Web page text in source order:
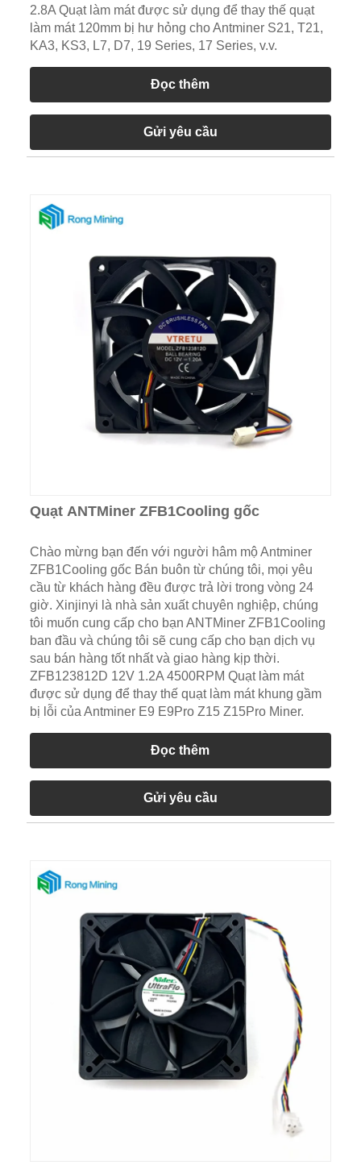
2.8A Quạt làm mát được sử dụng để thay thế quạt
làm mát 120mm bị hư hỏng cho Antminer S21, T21,
KA3, KS3, L7, D7, 19 Series, 17 Series, v.v.
Đọc thêm
Gửi yêu cầu
Quạt ANTMiner ZFB1Cooling gốc
Chào mừng bạn đến với người hâm mộ Antminer
ZFB1Cooling gốc Bán buôn từ chúng tôi, mọi yêu
cầu từ khách hàng đều được trả lời trong vòng 24
giờ. Xinjinyi là nhà sản xuất chuyên nghiệp, chúng
tôi muốn cung cấp cho bạn ANTMiner ZFB1Cooling
ban đầu và chúng tôi sẽ cung cấp cho bạn dịch vụ
sau bán hàng tốt nhất và giao hàng kịp thời.
ZFB123812D 12V 1.2A 4500RPM Quạt làm mát
được sử dụng để thay thế quạt làm mát khung gầm
bị lỗi của Antminer E9 E9Pro Z15 Z15Pro Miner.
Đọc thêm
Gửi yêu cầu